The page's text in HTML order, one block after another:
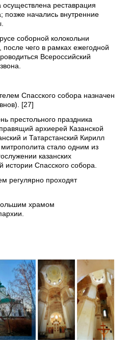
реставрация
позже начались внутренние
соборной колокольни
после чего в рамках ежегодной
Всероссийский
Спасского собора назначен
[27]
престольного праздника
архиерей Казанской
и Татарстанский Кирилл
стало одним из
казанских
истории Спасского собора.
регулярно проходят
храмом